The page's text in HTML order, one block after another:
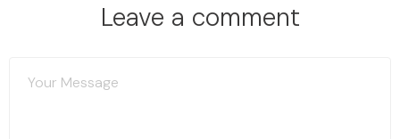
Leave a comment